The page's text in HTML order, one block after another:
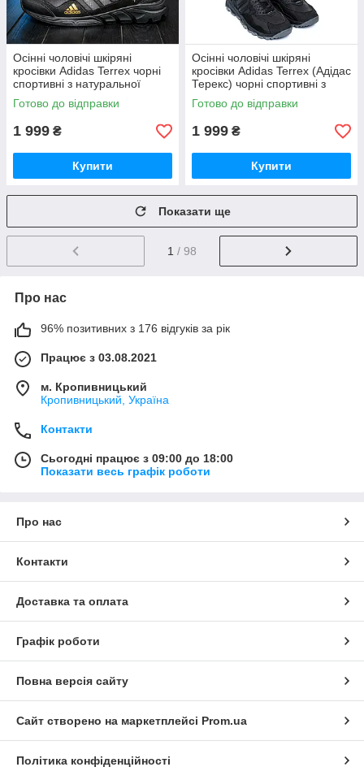
Осінні чоловічі шкіряні
кросівки Adidas Terrex чорні
спортивні з натуральної
шкіри
Готово до відправки
1 999 ₴
Купити
Осінні чоловічі шкіряні
кросівки Adidas Terrex (Адідас
Терекс) чорні спортивні з
натуральної шкіри *AW черн*
Готово до відправки
1 999 ₴
Купити
Показати ще
1 / 98
Про нас
96% позитивних з 176 відгуків за рік
Працює з 03.08.2021
м. Кропивницький
Кропивницький, Україна
Контакти
Сьогодні працює з 09:00 до 18:00
Показати весь графік роботи
Про нас
Контакти
Доставка та оплата
Графік роботи
Повна версія сайту
Сайт створено на маркетплейсі Prom.ua
Політика конфіденційності